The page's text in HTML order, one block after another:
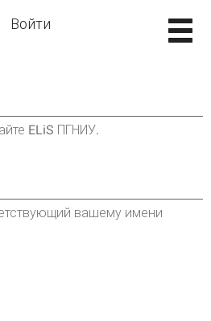
Войти
ELiS ПГНИУ.
вашему имени